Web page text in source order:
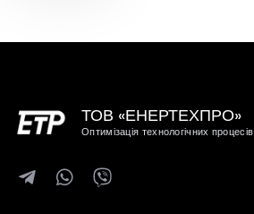
ТОВ «ЕНЕРТЕХПРО»
Оптимізація технологічних процесів